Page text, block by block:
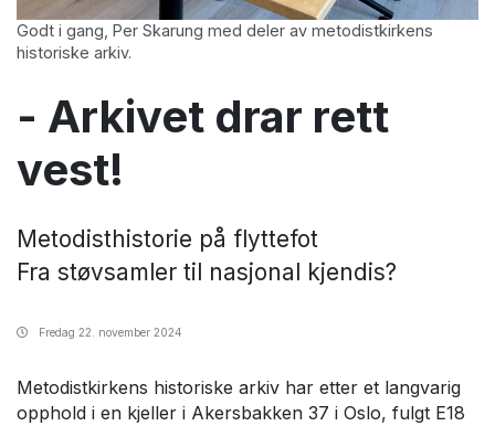
Godt i gang, Per Skarung med deler av metodistkirkens
historiske arkiv.
- Arkivet drar rett
vest!
Metodisthistorie på flyttefot
Fra støvsamler til nasjonal kjendis?
Fredag 22. november 2024
Metodistkirkens historiske arkiv har etter et langvarig
opphold i en kjeller i Akersbakken 37 i Oslo, fulgt E18